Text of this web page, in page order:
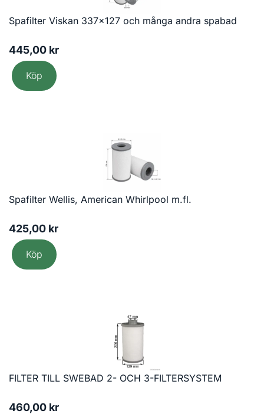
Spafilter Viskan 337×127 och många andra spabad
445,00 kr
Köp
Spafilter Wellis, American Whirlpool m.fl.
425,00 kr
Köp
FILTER TILL SWEBAD 2- OCH 3-FILTERSYSTEM
460,00 kr